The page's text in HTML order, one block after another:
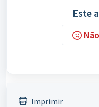
Este
Não
Imprimir